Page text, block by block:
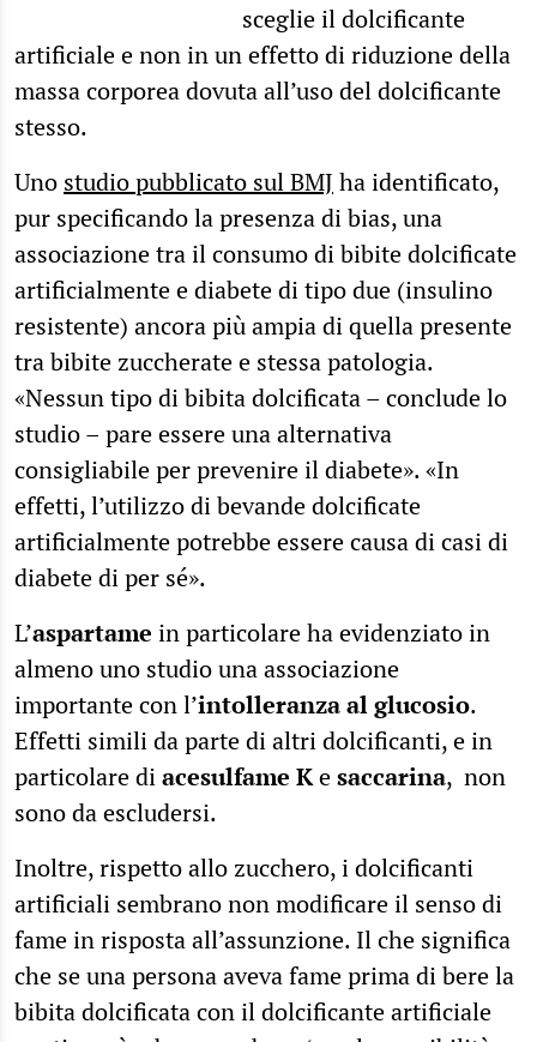
sceglie il dolcificante
artificiale e non in un effetto di riduzione della
massa corporea dovuta all’uso del dolcificante
stesso.
Uno studio pubblicato sul BMJ ha identificato,
pur specificando la presenza di bias, una
associazione tra il consumo di bibite dolcificate
artificialmente e diabete di tipo due (insulino
resistente) ancora più ampia di quella presente
tra bibite zuccherate e stessa patologia.
«Nessun tipo di bibita dolcificata – conclude lo
studio – pare essere una alternativa
consigliabile per prevenire il diabete». «In
effetti, l’utilizzo di bevande dolcificate
artificialmente potrebbe essere causa di casi di
diabete di per sé».
L’aspartame in particolare ha evidenziato in
almeno uno studio una associazione
importante con l’intolleranza al glucosio.
Effetti simili da parte di altri dolcificanti, e in
particolare diacesulfame Kesaccarina, non
sono da escludersi.
Inoltre, rispetto allo zucchero, i dolcificanti
artificiali sembrano non modificare il senso di
fame in risposta all’assunzione. Il che significa
che se una persona aveva fame prima di bere la
bibita dolcificata con il dolcificante artificiale